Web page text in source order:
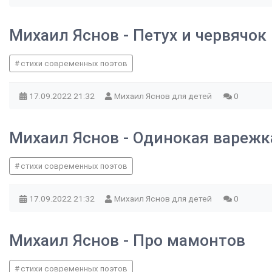
Михаил Яснов - Петух и червячок
стихи современных поэтов
17.09.2022 21:32 Михаил Яснов для детей 0
Михаил Яснов - Одинокая
стихи современных поэтов
17.09.2022 21:32 Михаил Яснов для детей 0
Михаил Яснов - Про мамонтов
стихи современных поэтов